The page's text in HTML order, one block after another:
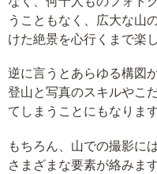
うこともなく、広大な山
けた絶景を心行くまで楽
逆に言うとあらゆる構図
登山と写真のスキルやこ
てしまうことにもなります
もちろん、山での撮影に
さまざまな要素が絡みま